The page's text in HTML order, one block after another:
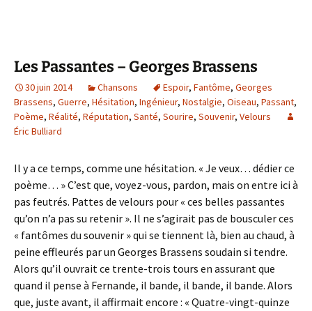
Les Passantes – Georges Brassens
30 juin 2014 Chansons Espoir, Fantôme, Georges
Brassens, Guerre, Hésitation, Ingénieur, Nostalgie, Oiseau, Passant,
Poème, Réalité, Réputation, Santé, Sourire, Souvenir, Velours
Éric Bulliard
Il y a ce temps, comme une hésitation. « Je veux… dédier ce
poème… » C’est que, voyez-vous, pardon, mais on entre ici à
pas feutrés. Pattes de velours pour « ces belles passantes
qu’on n’a pas su retenir ». Il ne s’agirait pas de bousculer ces
« fantômes du souvenir » qui se tiennent là, bien au chaud, à
peine effleurés par un Georges Brassens soudain si tendre.
Alors qu’il ouvrait ce trente-trois tours en assurant que
quand il pense à Fernande, il bande, il bande, il bande. Alors
que, juste avant, il affirmait encore : « Quatre-vingt-quinze